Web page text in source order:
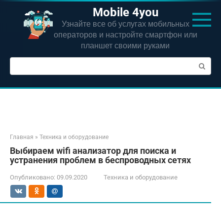
Перейти
контенту
Mobile 4you
Узнайте все об услугах мобильных
операторов и настройте смартфон или
планшет своими руками
Поиск:
Главная » Техника и оборудование
Выбираем wifi анализатор для поиска и
устранения проблем в беспроводных сетях
Опубликовано: 09.09.2020 Техника и оборудование